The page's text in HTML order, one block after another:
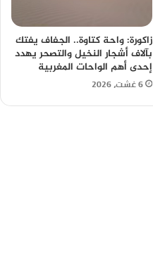
زاكورة: واحة كتاوة.. الجفاف يفتك
بآلاف أشجار النخيل والتصحر يهدد
إحدى أهم الواحات المغربية
6 غشت، 2026